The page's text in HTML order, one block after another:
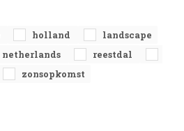
holland
landscape
netherlands
reestdal
zonsopkomst